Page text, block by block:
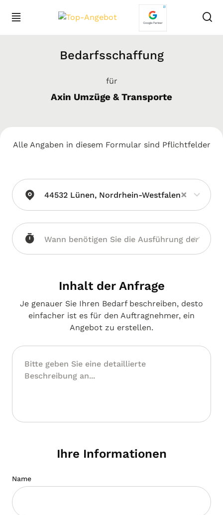
Bedarfsschaffung
für
Axin Umzüge & Transporte
Alle Angaben in diesem Formular sind Pflichtfelder
44532 Lünen, Nordrhein-Westfalen×
Inhalt der Anfrage
Je genauer Sie Ihren Bedarf beschreiben, desto
einfacher ist es für den Auftragnehmer, ein
Angebot zu erstellen.
Ihre Informationen
Name